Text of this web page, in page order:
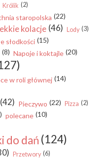
Królik (2)
staropolska (22)
kolacje (46) Lody (3)
słodkości (15)
(8) Napoje i koktajle (20)
w roli głównej (14)
(42) Pieczywo (22) Pizza (2)
polecane (10)
do dań (124)
Przetwory (6)